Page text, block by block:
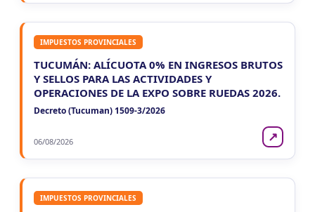
IMPUESTOS PROVINCIALES
TUCUMÁN: ALÍCUOTA 0% EN INGRESOS BRUTOS
Y SELLOS PARA LAS ACTIVIDADES Y
OPERACIONES DE LA EXPO SOBRE RUEDAS 2026.
Decreto (Tucuman) 1509-3/2026
06/08/2026 ↗
IMPUESTOS PROVINCIALES